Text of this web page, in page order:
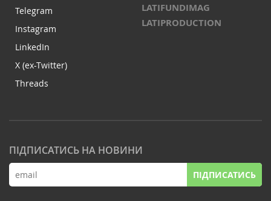
Telegram
Instagram
LinkedIn
X (ex-Twitter)
Threads
LATIFUNDIMAG
LATIPRODUCTION
ПІДПИСАТИСЬ НА НОВИНИ
ПІДПИСАТИСЬ